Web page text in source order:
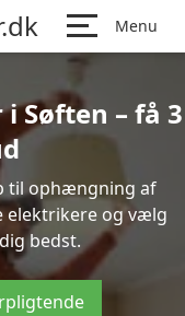
Menu
Søften – få 3
til ophængning af
elektrikere og vælg
bedst.